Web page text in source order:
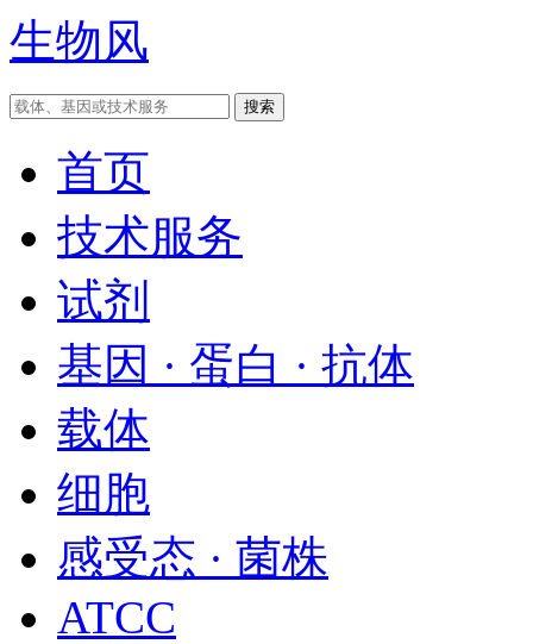
生物风
首页
技术服务
试剂
基因 · 蛋白 · 抗体
载体
细胞
感受态 · 菌株
ATCC